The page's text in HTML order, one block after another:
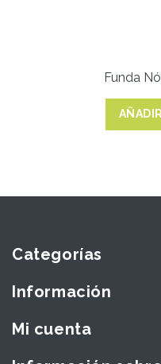
Funda
Categorías
Información
Mi cuenta